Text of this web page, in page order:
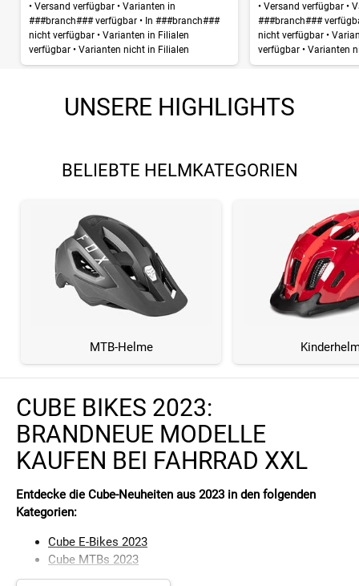
• Versand verfügbar • Varianten in
###branch### verfügbar • In ###branch###
nicht verfügbar • Varianten in Filialen
verfügbar • Varianten nicht in Filialen
•Versand verfügbar •
###branch###
nicht verfügbar •
verfügbar •Varianten
UNSERE HIGHLIGHTS
BELIEBTE HELMKATEGORIEN
MTB-Helme
CUBE BIKES 2023:
BRANDNEUE MODELLE
KAUFEN BEI FAHRRAD XXL
Entdecke die Cube-Neuheiten aus 2023 in den folgenden
Kategorien:
Cube E-Bikes 2023
Cube MTBs 2023
Cube Rennräder 2023